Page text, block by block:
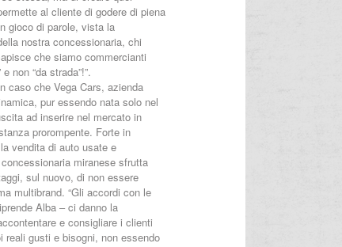
al cliente di godere di piena
gioco di parole, vista la
nostra concessionaria, chi
che siamo commercianti
non “da strada”!”.
caso che Vega Cars, azienda
pur essendo nata solo nel
ad inserire nel mercato in
prorompente. Forte in
vendita di auto usate e
miranese sfrutta
sul nuovo, di non essere
multibrand. “Gli accordi con le
Alba – ci danno la
e consigliare i clienti
reali gusti e bisogni, non essendo